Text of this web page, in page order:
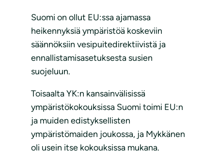
Suomi on ollut EU:ssa ajamassa
heikennyksiä ympäristöä koskeviin
säännöksiin vesipuitedirektiivistä ja
ennallistamisasetuksesta susien
suojeluun.
Toisaalta YK:n kansainvälisissä
ympäristökokouksissa Suomi toimi EU:n
ja muiden edistyksellisten
ympäristömaiden joukossa, ja Mykkänen
oli usein itse kokouksissa mukana.